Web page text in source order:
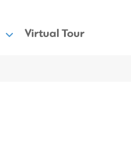
Virtual Tour